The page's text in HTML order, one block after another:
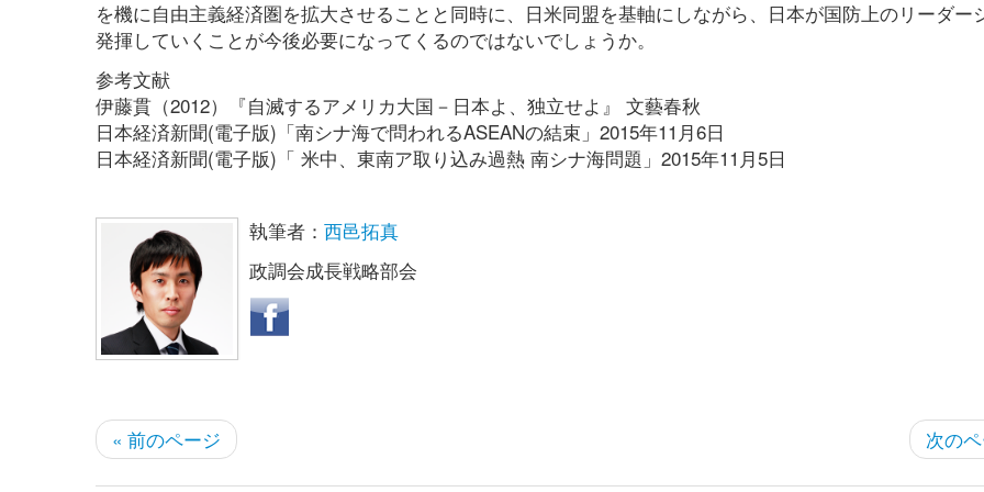
を機に自由主義経済圏を拡大させることと同時に、日米同盟を基軸にしながら、日本が国防上のリーダー
発揮していくことが今後必要になってくるのではないでしょうか。
参考文献
伊藤貫（2012）『自滅するアメリカ大国－日本よ、独立せよ』 文藝春秋
日本経済新聞(電子版)「南シナ海で問われるASEANの結束」2015年11月6日
日本経済新聞(電子版)「 米中、東南ア取り込み過熱 南シナ海問題」2015年11月5日
執筆者： 西邑拓真
政調会成長戦略部会
« 前のページ 次の